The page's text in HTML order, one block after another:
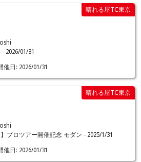
2026/01/31
催日: 2026/01/31
晴れる屋TC東京
プロツアー開催記念 モダン - 2025/1/31
催日: 2026/01/31
晴れる屋TC東京